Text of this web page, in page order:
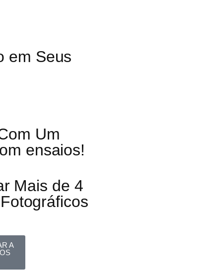
em Seus
Um
ensaios!
Mais de 4
A